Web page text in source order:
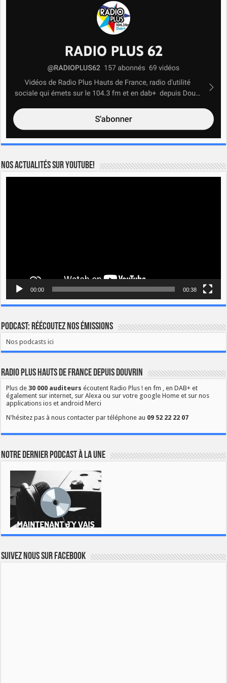
Nos actualités sur YOUTUBE!
00:00 00:38
Podcast: Réécoutez nos émissions
Nos podcasts ici
Radio Plus Hauts de France depuis Douvrin
Plus de30 000 auditeurs écoutent Radio Plus ! en fm , en DAB+ et
également sur internet, sur Alexa ou sur votre google Home et sur nos
applications ios et android Merci
N'hésitez pas à nous contacter par téléphone au 09 52 22 22 07
Notre dernier podcast à la une
Suivez nous sur Facebook